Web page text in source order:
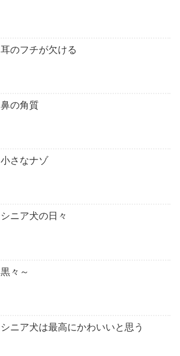
耳のフチが欠ける
鼻の角質
小さなナゾ
シニア犬の日々
黒々～
シニア犬は最高にかわいいと思う